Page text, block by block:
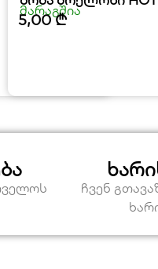
მარაგშია
5,00₾
ჩვენ